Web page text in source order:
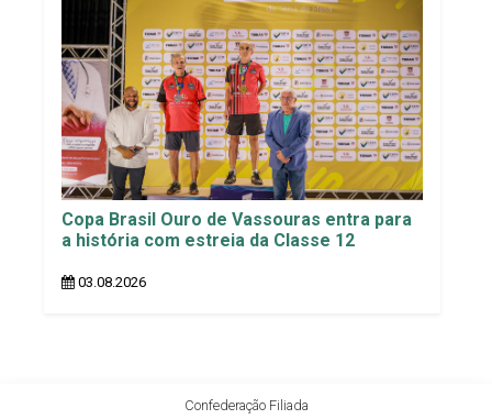
Copa Brasil Ouro de Vassouras entra para
a história com estreia da Classe 12
03.08.2026
Confederação Filiada